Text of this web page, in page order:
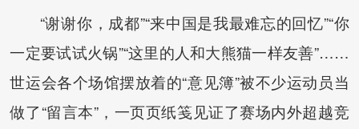
“谢谢你，成都”“来中国是我最难忘的回忆”“你
一定要试试火锅”“这里的人和大熊猫一样友善”……
世运会各个场馆摆放着的“意见簿”被不少运动员当
做了“留言本”，一页页纸笺见证了赛场内外超越竞